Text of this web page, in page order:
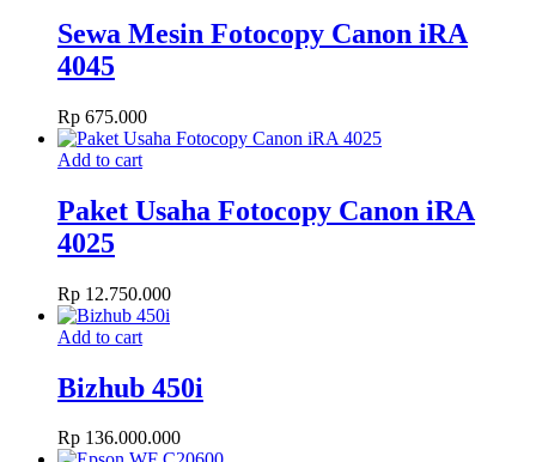
Sewa Mesin Fotocopy Canon iRA
4045
Rp 675.000
Add to cart
Paket Usaha Fotocopy Canon iRA
4025
Rp 12.750.000
Add to cart
Bizhub 450i
Rp 136.000.000